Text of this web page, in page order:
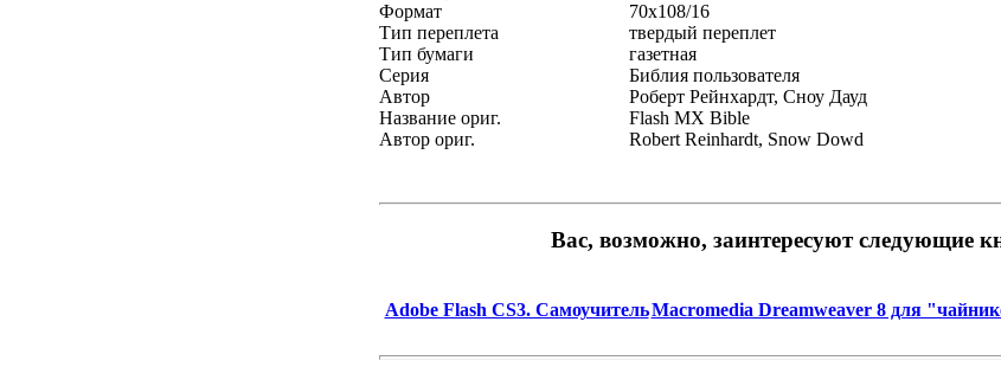
Формат
70x108/16
Тип переплета
твердый переплет
Тип бумаги
газетная
Серия
Библия пользователя
Автор
Роберт Рейнхардт, Сноу Дауд
Название ориг.
Flash MX Bible
Автор ориг.
Robert Reinhardt, Snow Dowd
Вас, возможно, заинтересуют следующие
Adobe Flash CS3. СамоучительMacromedia Dreamweaver 8 для